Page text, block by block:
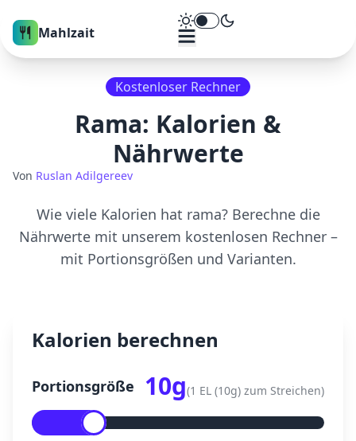
Mahlzait Theme umschalten
Kostenloser Rechner
Rama: Kalorien &
Nährwerte
Von Ruslan Adilgereev
Wie viele Kalorien hat rama? Berechne die
Nährwerte mit unserem kostenlosen Rechner –
mit Portionsgrößen und Varianten.
Kalorien berechnen
Portionsgröße 10g(1 EL (10g) zum Streichen)